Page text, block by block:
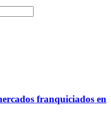
franquiciados en